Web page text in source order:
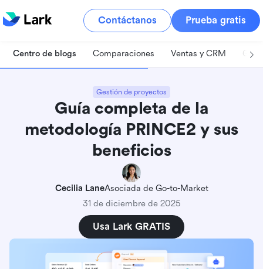
Contáctanos Prueba gratis
Centro de blogs Comparaciones Ventas y CRM
Gestión de proyectos
Guía completa de la
metodología PRINCE2 y sus
beneficios
Cecilia LaneAsociada de Go-to-Market
31 de diciembre de 2025
Usa Lark GRATIS